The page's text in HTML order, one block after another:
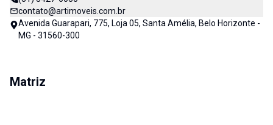
contato@artimoveis.com.br
Avenida Guarapari, 775, Loja 05, Santa Amélia, Belo Horizonte -
MG - 31560-300
Matriz